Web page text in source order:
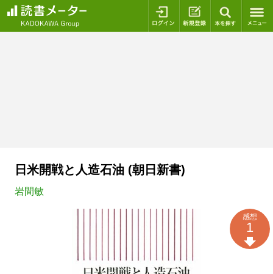
ログイン 新規登録
日米開戦と人造石油 (朝日新書)
岩間敏
感想
1